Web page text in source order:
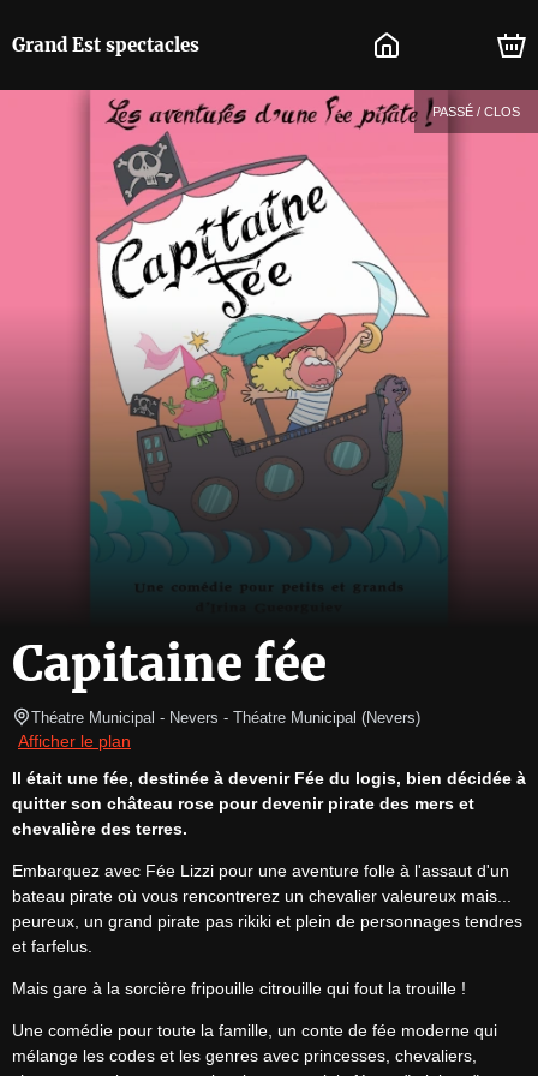
Grand Est spectacles
PASSÉ / CLOS
Capitaine fée
Théatre Municipal - Nevers - Théatre Municipal (Nevers)
Afficher le plan
ll était une fée, destinée à devenir Fée du logis, bien décidée à
quitter son château rose pour devenir pirate des mers et
chevalière des terres.
Embarquez avec Fée Lizzi pour une aventure folle à l'assaut d'un
bateau pirate où vous rencontrerez un chevalier valeureux mais...
peureux, un grand pirate pas rikiki et plein de personnages tendres
et farfelus.
Mais gare à la sorcière fripouille citrouille qui fout la trouille !
Une comédie pour toute la famille, un conte de fée moderne qui
mélange les codes et les genres avec princesses, chevaliers,